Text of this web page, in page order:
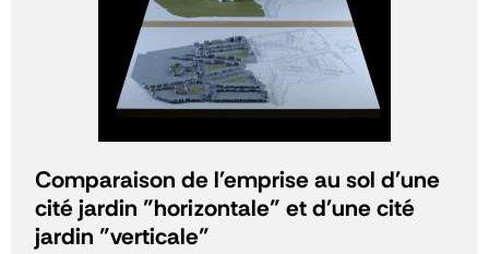
Comparaison de l'emprise au sol d'une
cité jardin "horizontale" et d'une cité
jardin "verticale"